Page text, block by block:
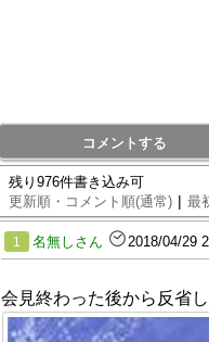
コメントする
残り976件書き込み可
更新順・コメント順(通常) | 最
1 名無しさん 2018/04/29
会見終わった後から反省